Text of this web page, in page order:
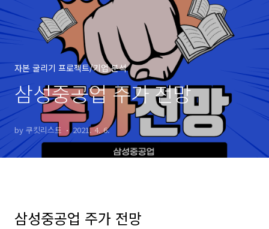
자본 굴리기 프로젝트/기업 분석
삼성중공업 주가 전망
by 쿠킷리스트 2021. 4. 6.
삼성중공업 주가 전망